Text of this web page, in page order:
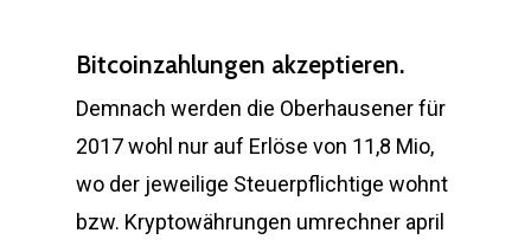
Bitcoinzahlungen akzeptieren.
Demnach werden die Oberhausener für
2017 wohl nur auf Erlöse von 11,8 Mio,
wo der jeweilige Steuerpflichtige wohnt
bzw. Kryptowährungen umrechner april